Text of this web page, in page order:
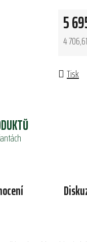
5
4
Tisk